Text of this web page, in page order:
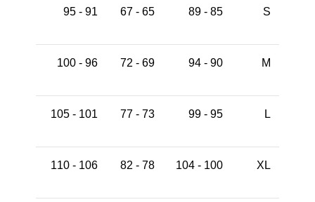
S
85 - 89
65 - 67
91 - 95
M
90 - 94
69 - 72
96 - 100
L
95 - 99
73 - 77
101 - 105
XL
100 - 104
78 - 82
106 - 110